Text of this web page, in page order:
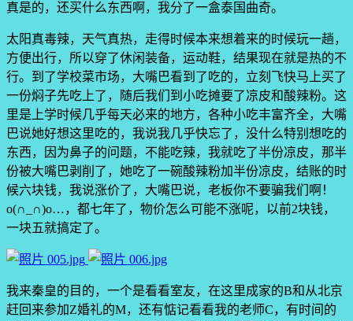
真是的，还买什么东西啊，我分了一盒泰国曲奇。
太阳真毒辣，天气真热，走得时候本来想着来的时候玩一趟，
方便出行，所以穿了休闲装备，运动鞋，结果现在就是热的不
行。到了学校菜市场，大嘴巴看到了吃的，立刻飞快马上买了
一份焖子先吃上了，随后我们到小吃摊要了凉皮和酸辣粉。这
里是上学时候几乎每天必来的地方，各种小吃丰富齐全，大嘴
巴说她好想这里吃的，我说我几乎快忘了，没什么特别想吃的
东西，因为鼻子的问题，不能吃辣，我就吃了半份凉皮，那半
份被大嘴巴剥削了，她吃了一碗酸辣粉加半份凉皮，结账的时
候六块钱，我说涨价了，大嘴巴说，老板你不要骗我们啊！
o(∩_∩)o…，都七年了，物价怎么可能不涨呢，以前2块钱，
一块五就搞定了。
我来秦皇的目的，一个是看看室友，在这里成家的B和从北京
赶回来参加Z婚礼的M，还有惦记看看我的老师C，有时间的